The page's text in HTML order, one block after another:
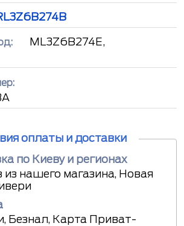
ML3Z6B274E,
оплаты и доставки
по Киеву и регионах
нашего магазина, Новая
Безнал, Карта Приват-